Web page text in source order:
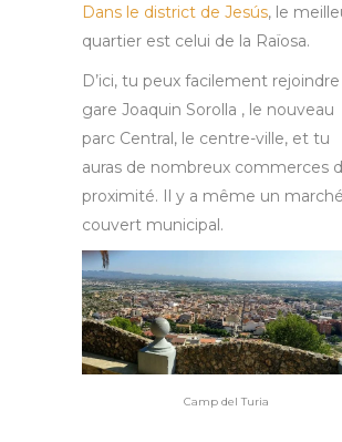
Dans le district de Jesús, le
quartier est celui de la Raïosa.
D’ici, tu peux facilement rejoindre
gare Joaquin Sorolla , le nouveau
parc Central, le centre-ville, et tu
auras de nombreux commerces
proximité. Il y a même un marché
couvert municipal.
Camp del Turia